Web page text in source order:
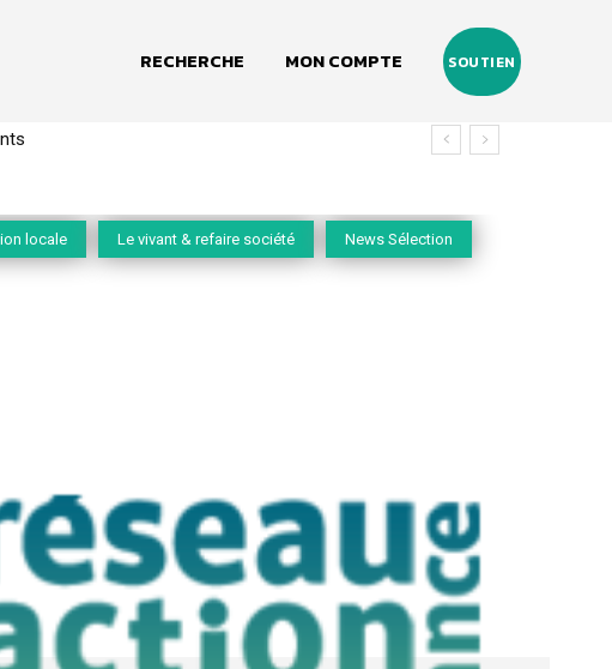
RECHERCHE MON COMPTE SOUTIEN
locale Le vivant & refaire société News Sélection